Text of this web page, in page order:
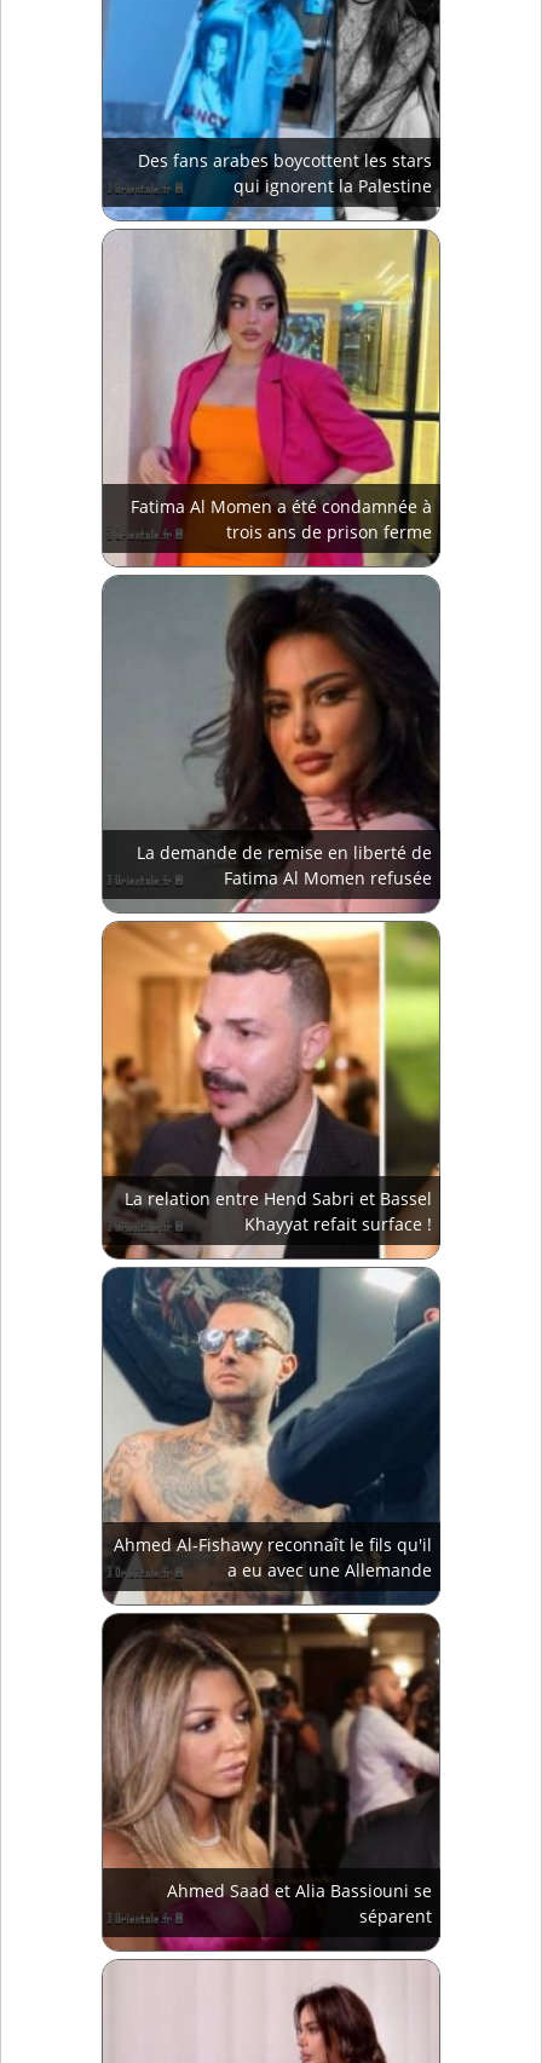
Des fans arabes boycottent les stars
qui ignorent la Palestine
Fatima Al Momen a été condamnée à
trois ans de prison ferme
La demande de remise en liberté de
Fatima Al Momen refusée
La relation entre Hend Sabri et Bassel
Khayyat refait surface !
Ahmed Al-Fishawy reconnaît le fils qu'il
a eu avec une Allemande
Ahmed Saad et Alia Bassiouni se
séparent